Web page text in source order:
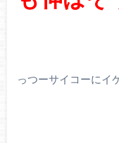
っつーサイコーにイ